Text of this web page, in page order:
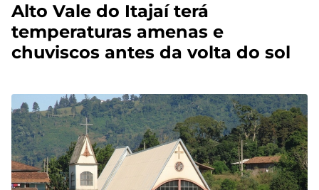
Alto Vale do Itajaí terá
temperaturas amenas e
chuviscos antes da volta do sol